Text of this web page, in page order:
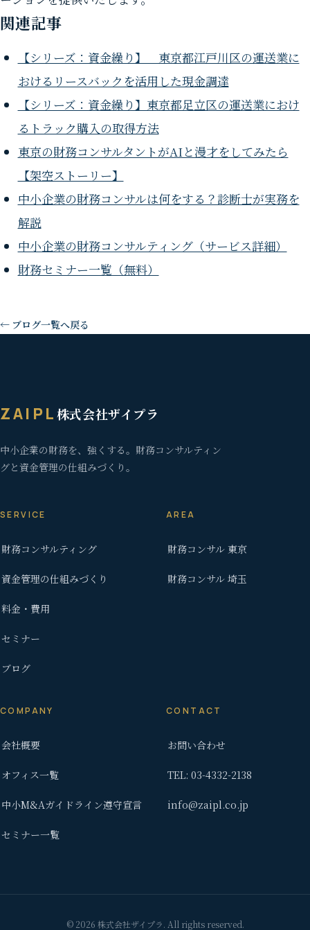
関連記事
【シリーズ：資金繰り】 東京都江戸川区の運送業に
おけるリースバックを活用した現金調達
【シリーズ：資金繰り】東京都足立区の運送業におけ
るトラック購入の取得方法
東京の財務コンサルタントがAIと漫才をしてみたら
【架空ストーリー】
中小企業の財務コンサルは何をする？診断士が実務を
解説
中小企業の財務コンサルティング（サービス詳細）
財務セミナー一覧（無料）
← ブログ一覧へ戻る
ZAIPL株式会社ザイプラ
中小企業の財務を、強くする。財務コンサルティン
グと資金管理の仕組みづくり。
SERVICE
財務コンサルティング
資金管理の仕組みづくり
料金・費用
セミナー
ブログ
AREA
財務コンサル 東京
財務コンサル 埼玉
COMPANY
会社概要
オフィス一覧
中小M&Aガイドライン遵守宣言
セミナー一覧
CONTACT
お問い合わせ
TEL: 03-4332-2138
info@zaipl.co.jp
© 2026 株式会社ザイプラ. All rights reserved.